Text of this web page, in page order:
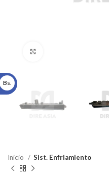
Inicio Sist. Enfriamiento
Bs.